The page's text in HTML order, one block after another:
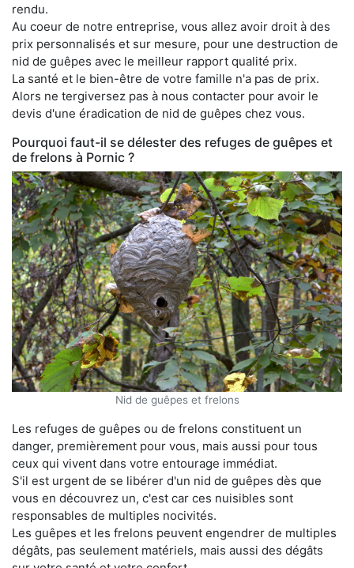
rendu.
Au coeur de notre entreprise, vous allez avoir droit à des
prix personnalisés et sur mesure, pour une destruction de
nid de guêpes avec le meilleur rapport qualité prix.
La santé et le bien-être de votre famille n'a pas de prix.
Alors ne tergiversez pas à nous contacter pour avoir le
devis d'une éradication de nid de guêpes chez vous.
Pourquoi faut-il se délester des refuges de guêpes et
de frelons à Pornic ?
Nid de guêpes et frelons
Les refuges de guêpes ou de frelons constituent un
danger, premièrement pour vous, mais aussi pour tous
ceux qui vivent dans votre entourage immédiat.
S'il est urgent de se libérer d'un nid de guêpes dès que
vous en découvrez un, c'est car ces nuisibles sont
responsables de multiples nocivités.
Les guêpes et les frelons peuvent engendrer de multiples
dégâts, pas seulement matériels, mais aussi des dégâts